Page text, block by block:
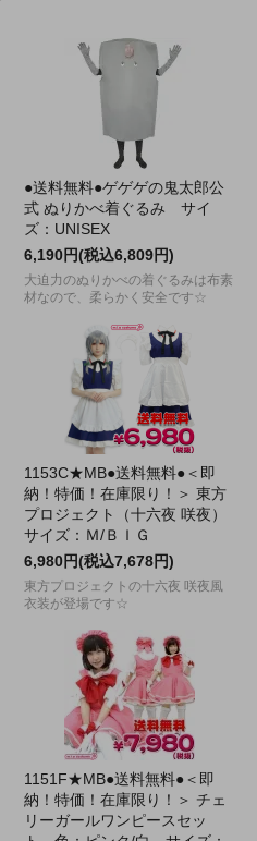
●送料無料●ゲゲゲの鬼太郎公
式 ぬりかべ着ぐるみ サイ
ズ：UNISEX
6,190円(税込6,809円)
大迫力のぬりかべの着ぐるみは布素
材なので、柔らかく安全です☆
1153C★MB●送料無料●＜即
納！特価！在庫限り！＞ 東方
プロジェクト（十六夜 咲夜）
サイズ：Ｍ/ＢＩＧ
6,980円(税込7,678円)
東方プロジェクトの十六夜 咲夜風
衣装が登場です☆
1151F★MB●送料無料●＜即
納！特価！在庫限り！＞ チェ
リーガールワンピースセッ